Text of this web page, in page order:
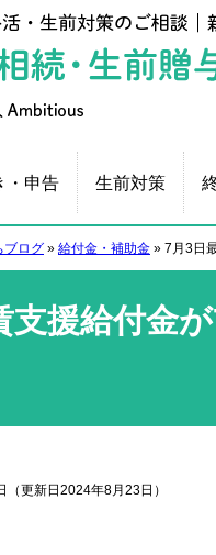
・申告 生前対策
ブログ » 給付金・補助金 » 7月3日
支援給付金
（更新日2024年8月23日）